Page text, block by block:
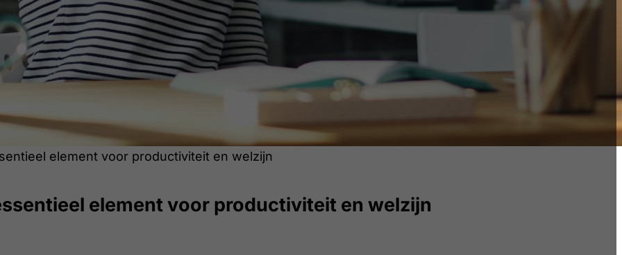
element voor productiviteit en welzijn
element voor productiviteit en welzijn